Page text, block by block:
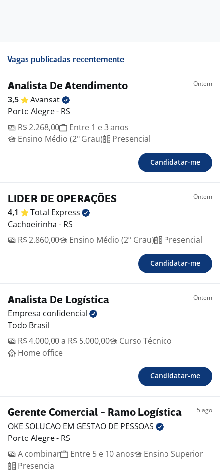
Vagas publicadas recentemente
Analista De Atendimento Ontem
3,5
Avansat
Porto Alegre - RS
R$ 2.268,00
Entre 1 e 3 anos
Ensino Médio (2º Grau)
Presencial
Candidatar-me
LIDER DE OPERAÇÕES Ontem
4,1 Total Express
Cachoeirinha - RS
R$ 2.860,00
Ensino Médio (2º Grau) Presencial
Candidatar-me
Analista De Logística Ontem
Empresa confidencial
Todo Brasil
R$ 4.000,00 a R$ 5.000,00
Curso Técnico
Home office
Candidatar-me
Gerente Comercial - Ramo Logística 5 ago
OKE SOLUCAO EM GESTAO DE PESSOAS
Porto Alegre - RS
A combinar
Entre 5 e 10 anos
Ensino Superior
Presencial